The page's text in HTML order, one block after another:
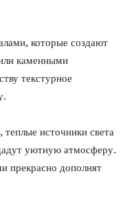
которые создают
каменными
текстурное
источники света
уютную атмосферу.
прекрасно дополнят